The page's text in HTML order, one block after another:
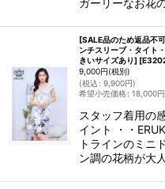
ガーリーなお花
[SALE品のため返品不
ンチスリーブ・タイト
きいサイズあり] [
9,000円(税別)
(税込 : 9,900円)
希望小売価格: 18,000円
スタッフ着用の
イント ・・
トラインのミニ
ン調の花柄が大